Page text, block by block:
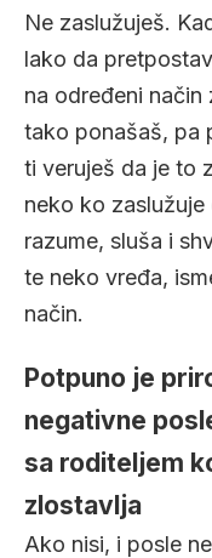
Ne zaslužuješ.
lako da
na određeni
tako ponašaš, pa
ti veruješ da je to
neko ko
razume, sluša i
te neko vređa,
način.
Potpuno je
negativne
sa roditeljem
zlostavlja
Ako nisi, i posle